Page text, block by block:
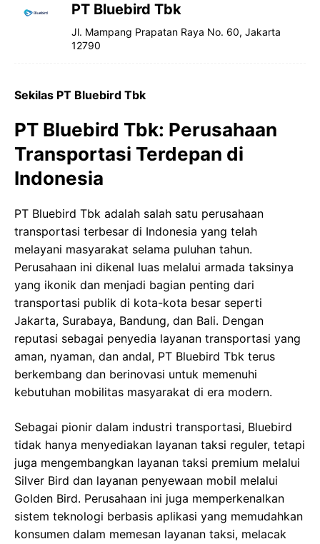
PT Bluebird Tbk
Jl. Mampang Prapatan Raya No. 60, Jakarta
12790
Sekilas PT Bluebird Tbk
PT Bluebird Tbk: Perusahaan
Transportasi Terdepan di
Indonesia
PT Bluebird Tbk adalah salah satu perusahaan
transportasi terbesar di Indonesia yang telah
melayani masyarakat selama puluhan tahun.
Perusahaan ini dikenal luas melalui armada taksinya
yang ikonik dan menjadi bagian penting dari
transportasi publik di kota-kota besar seperti
Jakarta, Surabaya, Bandung, dan Bali. Dengan
reputasi sebagai penyedia layanan transportasi yang
aman, nyaman, dan andal, PT Bluebird Tbk terus
berkembang dan berinovasi untuk memenuhi
kebutuhan mobilitas masyarakat di era modern.
Sebagai pionir dalam industri transportasi, Bluebird
tidak hanya menyediakan layanan taksi reguler, tetapi
juga mengembangkan layanan taksi premium melalui
Silver Bird dan layanan penyewaan mobil melalui
Golden Bird. Perusahaan ini juga memperkenalkan
sistem teknologi berbasis aplikasi yang memudahkan
konsumen dalam memesan layanan taksi, melacak